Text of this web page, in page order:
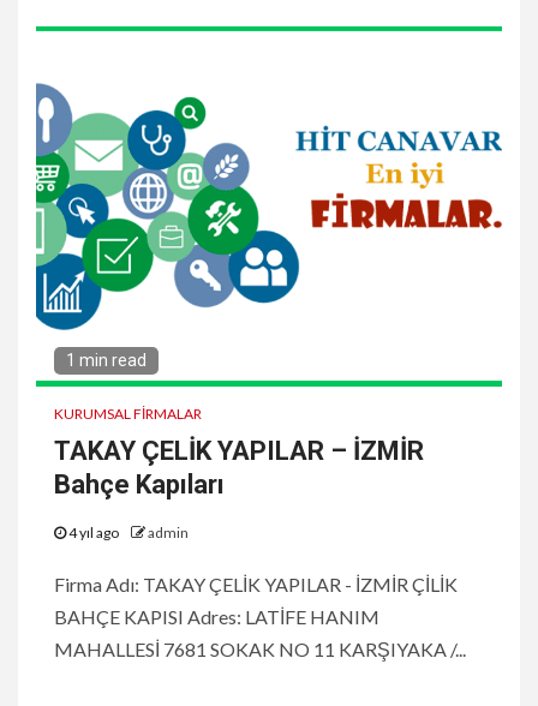
1 min read
KURUMSAL FIRMALAR
TAKAY ÇELİK YAPILAR – İZMİR
Bahçe Kapıları
4 yıl ago admin
Firma Adı: TAKAY ÇELİK YAPILAR - İZMİR ÇİLİK
BAHÇE KAPISI Adres: LATİFE HANIM
MAHALLESİ 7681 SOKAK NO 11 KARŞIYAKA /...